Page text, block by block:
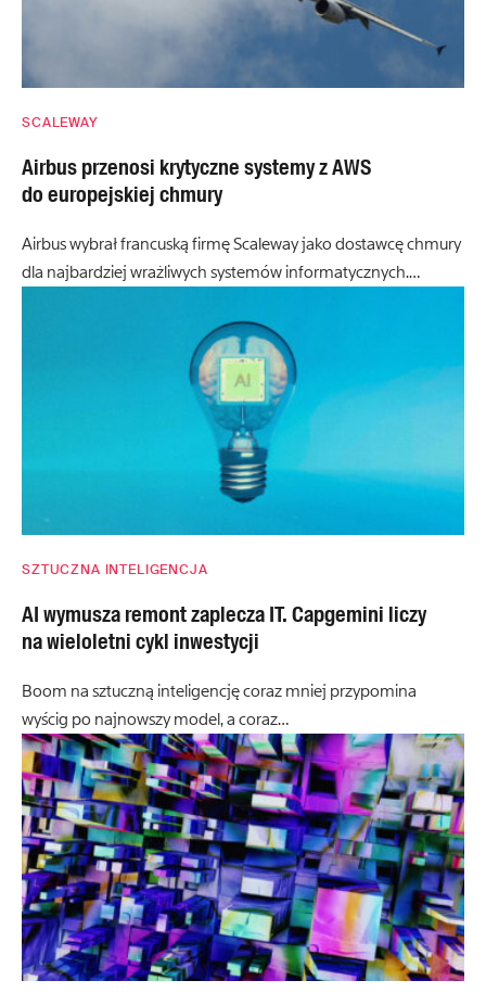
SCALEWAY
Airbus przenosi krytyczne systemy z AWS
do europejskiej chmury
Airbus wybrał francuską firmę Scaleway jako dostawcę chmury
dla najbardziej wrażliwych systemów informatycznych.…
SZTUCZNA INTELIGENCJA
AI wymusza remont zaplecza IT. Capgemini liczy
na wieloletni cykl inwestycji
Boom na sztuczną inteligencję coraz mniej przypomina
wyścig po najnowszy model, a coraz…